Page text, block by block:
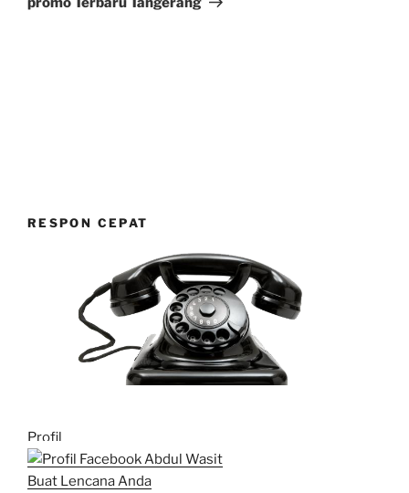
RESPON CEPAT
Profil
Buat Lencana Anda